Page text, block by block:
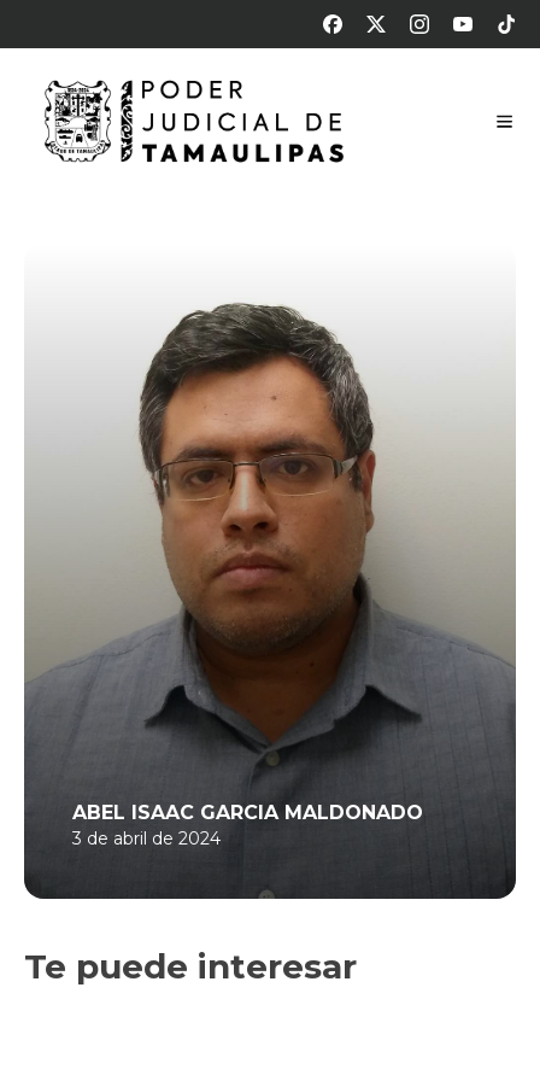
ABEL ISAAC GARCIA MALDONADO
3 de abril de 2024
Te puede interesar